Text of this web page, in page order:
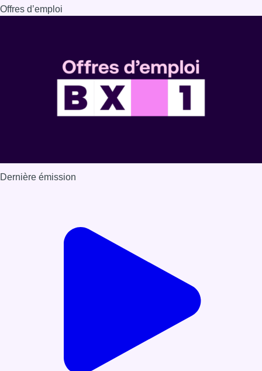
Offres d’emploi
Dernière émission